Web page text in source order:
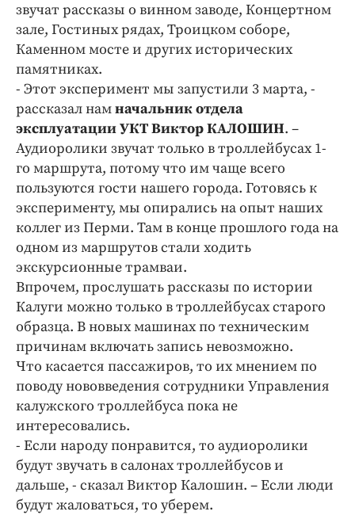
ПРОЕКТЫ
Блоги
Издания
Медиаперсона
Интересное чтиво
Клиника года
Бренд года
Работодатель года
звучат рассказы о винном заводе, Концертном
зале, Гостиных рядах, Троицком соборе,
Каменном мосте и других исторических
памятниках.
- Этот эксперимент мы запустили 3 марта, -
рассказал намначальник отдела
эксплуатации УКТ Виктор КАЛОШИН. –
Аудиоролики звучат только в троллейбусах 1-
го маршрута, потому что им чаще всего
пользуются гости нашего города. Готовясь к
эксперименту, мы опирались на опыт наших
коллег из Перми. Там в конце прошлого года на
одном из маршрутов стали ходить
экскурсионные трамваи.
Впрочем, прослушать рассказы по истории
Калуги можно только в троллейбусах старого
образца. В новых машинах по техническим
причинам включать запись невозможно.
Что касается пассажиров, то их мнением по
поводу нововведения сотрудники Управления
калужского троллейбуса пока не
интересовались.
- Если народу понравится, то аудиоролики
будут звучать в салонах троллейбусов и
дальше, - сказал Виктор Калошин. – Если люди
будут жаловаться, то уберем.